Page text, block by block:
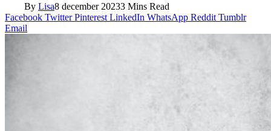
By Lisa8 december 20233 Mins Read
Facebook Twitter Pinterest LinkedIn WhatsApp Reddit Tumblr
Email